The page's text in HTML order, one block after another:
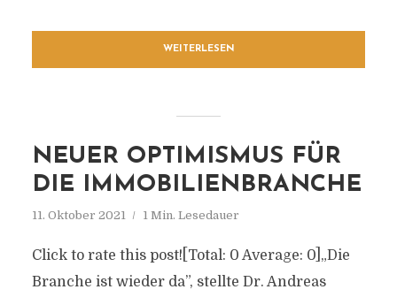
WEITERLESEN
NEUER OPTIMISMUS FÜR
DIE IMMOBILIENBRANCHE
11. Oktober 2021 1 Min. Lesedauer
Click to rate this post![Total: 0 Average: 0]„Die
Branche ist wieder da”, stellte Dr. Andreas